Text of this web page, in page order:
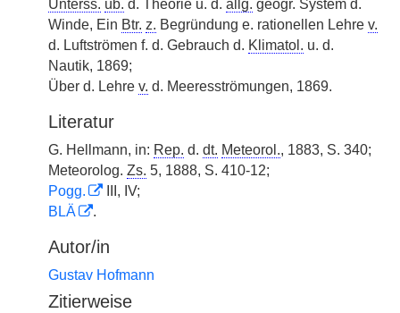
Unterss. üb. d. Theorie u. d. allg. geogr. System d.
Winde, Ein Btr. z. Begründung e. rationellen Lehre v.
d. Luftströmen f. d. Gebrauch d. Klimatol. u. d.
Nautik, 1869;
Über d. Lehre v. d. Meeresströmungen, 1869.
Literatur
G. Hellmann, in: Rep. d. dt. Meteorol., 1883, S. 340;
Meteorolog. Zs. 5, 1888, S. 410-12;
Pogg.
III, IV;
BLÄ
.
Autor/in
Gustav Hofmann
Zitierweise